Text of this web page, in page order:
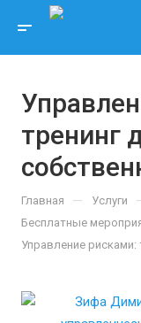
тренинг
Главная — Услуги
Бесплатные
Управление рисками: